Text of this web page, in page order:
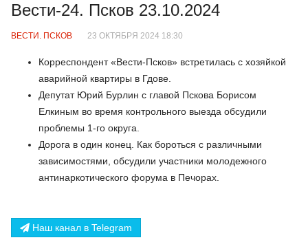
Вести-24. Псков 23.10.2024
ВЕСТИ. ПСКОВ 23 ОКТЯБРЯ 2024 18:30
Корреспондент «Вести-Псков» встретилась с хозяйкой
аварийной квартиры в Гдове.
Депутат Юрий Бурлин с главой Пскова Борисом
Елкиным во время контрольного выезда обсудили
проблемы 1-го округа.
Дорога в один конец. Как бороться с различными
зависимостями, обсудили участники молодежного
антинаркотического форума в Печорах.
Наш канал в Telegram